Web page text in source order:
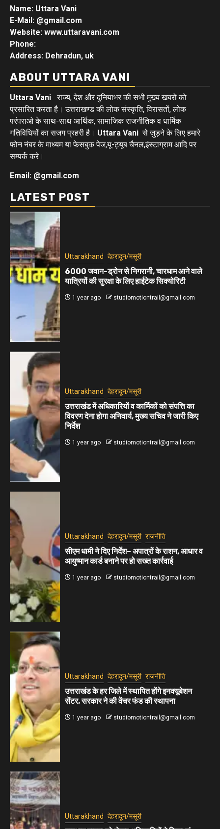
Name: Uttara Vani
E-Mail: @gmail.com
Website: www.uttaravani.com
Phone:
Address: Dehradun, uk
ABOUT UTTARA VANI
Uttara Vani राज्य, देश और दुनियाभर की सभी मुख्य खबरों को
प्रसारित करता है। उत्तराखण्ड की लोक संस्कृति, विरासतों, लोक
परंपराओ के साथ-साथ आर्थिक, सामाजिक राजनीतिक व धार्मिक
गतिविधियों का सजग प्रहरी है। Uttara Vani से जुड़ने के लिए हमारे
फोन नंबर के माध्यम या फेसबुक पेज,यू-ट्यूब चैनल,इंस्टाग्राम आदि पर
सम्पर्क करे।
Email: @gmail.com
LATEST POST
Uttarakhand देहरादून/मसूरी
6000 जवान-ड्रोन से निगरानी, चारधाम आने वाले
यात्रियों की सुरक्षा के लिए हाईटेक सिक्योरिटी
1 year ago studiomotiontrail@gmail.com
Uttarakhand देहरादून/मसूरी
उत्तराखंड में अधिकारियों व कार्मिकों को संपत्ति का
विवरण देना होगा अनिवार्य, मुख्य सचिव ने जारी किए
निर्देश
1 year ago studiomotiontrail@gmail.com
Uttarakhand देहरादून/मसूरी राजनीति
सीएम धामी ने दिए निर्देश– अपात्रों के राशन, आधार व
आयुष्मान कार्ड बनाने पर हो सख्त कार्रवाई
1 year ago studiomotiontrail@gmail.com
Uttarakhand देहरादून/मसूरी राजनीति
उत्तराखंड के हर जिले में स्थापित होंगे इनक्यूबेशन
सेंटर, सरकार ने की वेंचर फंड की स्थापना
1 year ago studiomotiontrail@gmail.com
Uttarakhand देहरादून/मसूरी